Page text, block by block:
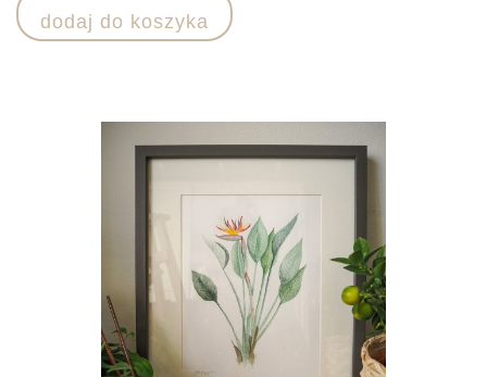
Obraz
ręcznie
dodaj do koszyka